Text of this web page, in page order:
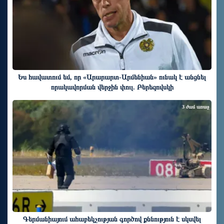
Ես հավատում եմ, որ «Արարարտ-Արմենիան» ունակ է անցնել
որակավորման վերջին փուլ. Բերեզովսկի
Գերմանիայում ահաբեկչության գործով քննություն է սկսվել
3 ժամ առաջ